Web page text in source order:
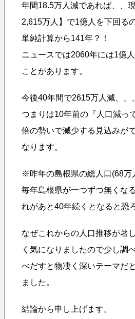
年間18.5万人減であれば、、
2,615万人】で1億人を下回る
単純計算から141年？！
ニュースでは2060年には1億
ことがあります。
今後40年間で2615万人減、、
つまりは10年前の『人口減っ
倍の勢いで減少する見込みが
なります。
※昨年の島根県の総人口(68万
毎年島根県が一つずつ無くな
れがあと40年続くとなると恐
なぜこれからの人口推移が著
く気になりましたので少し調
べだすと物凄く深いテーマだ
ました。
結論から申し上げます。